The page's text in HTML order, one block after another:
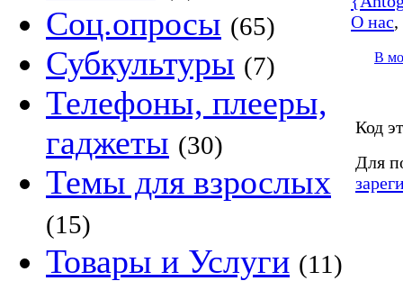
Соц.опросы (65)
Субкультуры (7)
Телефоны, плееры,
гаджеты (30)
Темы для взрослых
(15)
Товары и Услуги (11)
О нас
В
Код
Для